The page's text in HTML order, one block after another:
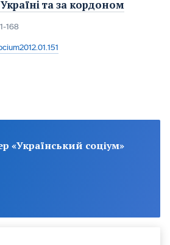
та за кордоном
168
«Український соціум»